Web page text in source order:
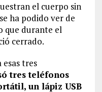
el cuerpo sin
ha podido ver de
que durante el
cerrado.
tres
tres teléfonos
un lápiz USB